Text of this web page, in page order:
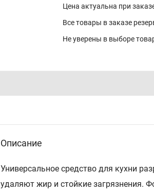
Цена актуальна при
Все товары в заказе
Не уверены в выборе
Описание
Универсальное средство для кухни
удаляют жир и стойкие загрязнения.